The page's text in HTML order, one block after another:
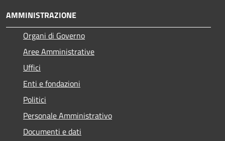
AMMINISTRAZIONE
Organi di Governo
Aree Amministrative
Uffici
Enti e fondazioni
Politici
Personale Amministrativo
Documenti e dati